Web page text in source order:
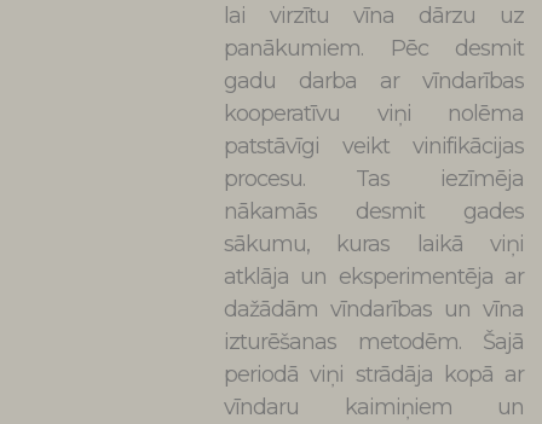
lai virzītu vīna dārzu uz
panākumiem. Pēc desmit
gadu darba ar vīndarības
kooperatīvu viņi nolēma
patstāvīgi veikt vinifikācijas
procesu. Tas iezīmēja
nākamās desmit gades
sākumu, kuras laikā viņi
atklāja un eksperimentēja ar
dažādām vīndarības un vīna
izturēšanas metodēm. Šajā
periodā viņi strādāja kopā ar
vīndaru kaimiņiem un